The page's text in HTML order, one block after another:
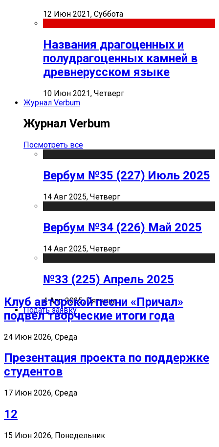
12 Июн 2021, Суббота
Названия драгоценных и
полудрагоценных камней в
древнерусском языке
10 Июн 2021, Четверг
Журнал Verbum
Журнал Verbum
Посмотреть все
Вербум №35 (227) Июль 2025
14 Авг 2025, Четверг
Вербум №34 (226) Май 2025
14 Авг 2025, Четверг
№33 (225) Апрель 2025
4 Апр 2025, Пятница
Подать заявку
Клуб авторской песни «Причал»
подвел творческие итоги года
24 Июн 2026, Среда
Презентация проекта по поддержке
студентов
17 Июн 2026, Среда
12
15 Июн 2026, Понедельник